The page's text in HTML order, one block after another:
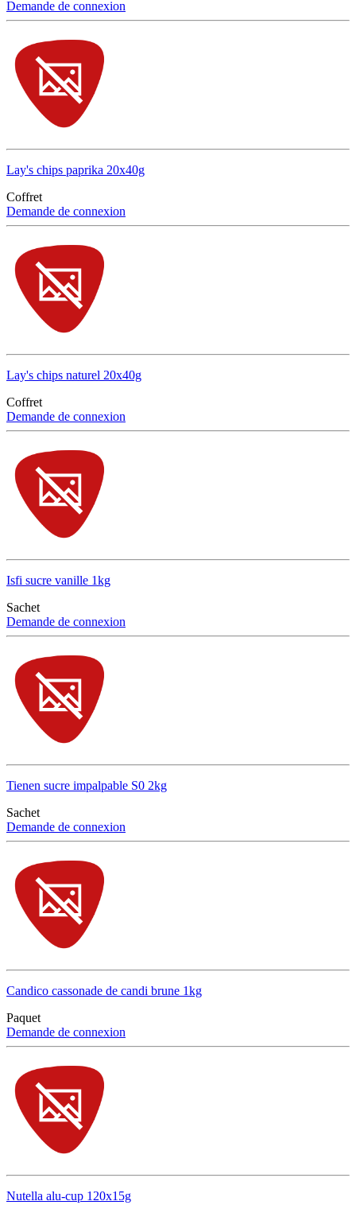
Demande de connexion
Lay's chips paprika 20x40g
Coffret
Demande de connexion
Lay's chips naturel 20x40g
Coffret
Demande de connexion
Isfi sucre vanille 1kg
Sachet
Demande de connexion
Tienen sucre impalpable S0 2kg
Sachet
Demande de connexion
Candico cassonade de candi brune 1kg
Paquet
Demande de connexion
Nutella alu-cup 120x15g